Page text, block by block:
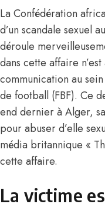
La Confédération
d’un scandale sexuel
déroule
dans cette affaire
communication au
de football (FBF). Ce
end dernier à Alger,
pour abuser d’elle
média britannique «
cette affaire.
La victime